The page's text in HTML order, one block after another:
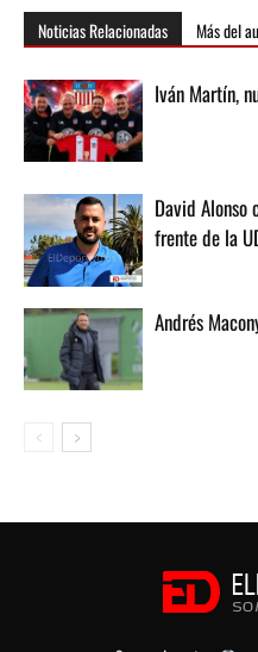
Noticias Relacionadas Más del
Iván Martín,
David Alonso
frente de la
Andrés